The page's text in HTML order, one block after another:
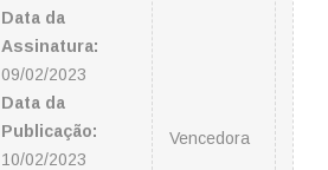
Data da
Assinatura:
09/02/2023
Data da
Publicação:
10/02/2023
Vencedora